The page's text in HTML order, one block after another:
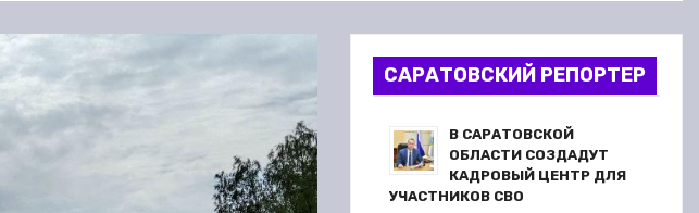
САРАТОВСКИЙ РЕПОРТЕР
В САРАТОВСКОЙ
ОБЛАСТИ СОЗДАДУТ
КАДРОВЫЙ ЦЕНТР ДЛЯ
УЧАСТНИКОВ СВО